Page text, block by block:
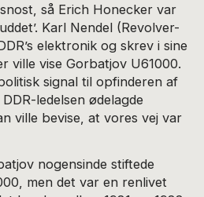
så Erich Honecker var
Karl Nendel (Revolver-
elektronik og skrev i sine
ville vise Gorbatjov U61000.
signal til opfinderen af
ledelsen ødelagde
ville bevise, at vores vej var
nogensinde stiftede
men det var en renlivet